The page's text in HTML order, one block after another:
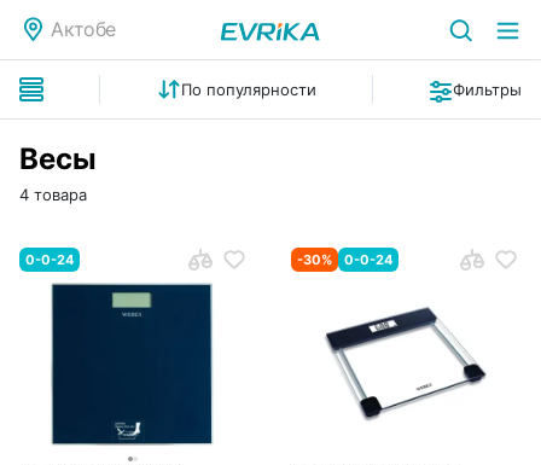
Актобе
По популярности Фильтры
Весы
4 товара
0-0-24 -30% 0-0-24